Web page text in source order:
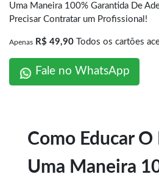
Uma Maneira 100% Garantida De
Precisar Contratar um Profissional!
Apenas R$ 49,90 Todos os cartões
Fale no WhatsApp
Como Educar
Uma Maneira